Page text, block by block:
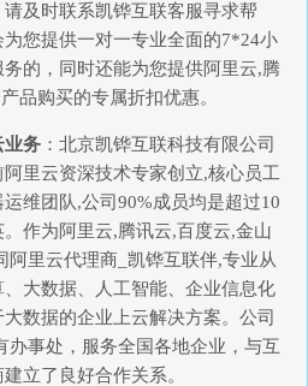
及时联系凯铧互联客服寻求帮
您提供一对一专业全面的7*24小
的，同时还能为您提供阿里云,腾
品购买的专属折扣优惠。
业务 ：北京凯铧互联科技有限公司
阿里云资深技术专家创立,核心员工
维团队,公司90%成员均是超过10
作为阿里云,腾讯云,百度云,金山
阿里云代理商_凯铧互联伴,专业从
大数据、人工智能、企业信息化
数据的企业上云解决方案。公司
办事处，服务全国各地企业，与互
立了良好合作关系。